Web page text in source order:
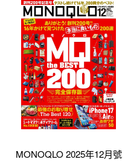
MONOQLO 2025年12月號